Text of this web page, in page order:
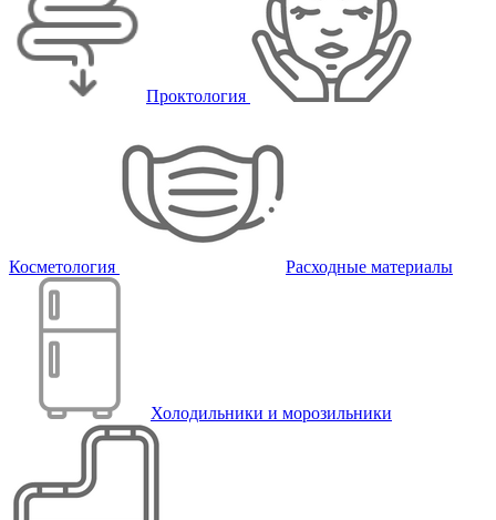
Проктология
Косметология Расходные материалы
Холодильники и морозильники